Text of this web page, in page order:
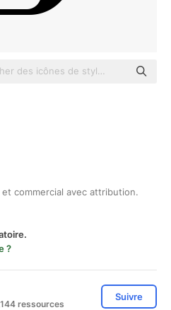
commercial avec attribution.
?
ressources
Suivre